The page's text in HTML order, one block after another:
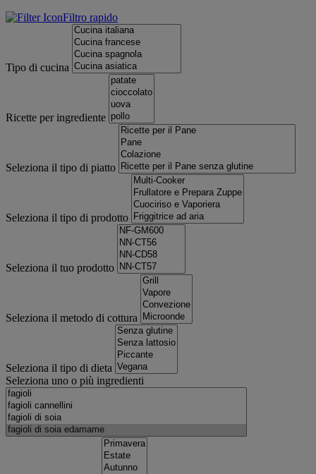
Filtro rapido
Tipo di cucina
Ricette per ingrediente
Seleziona il tipo di piatto
Seleziona il tipo di prodotto
Seleziona il tuo prodotto
Seleziona il metodo di cottura
Seleziona il tipo di dieta
Seleziona uno o più ingredienti